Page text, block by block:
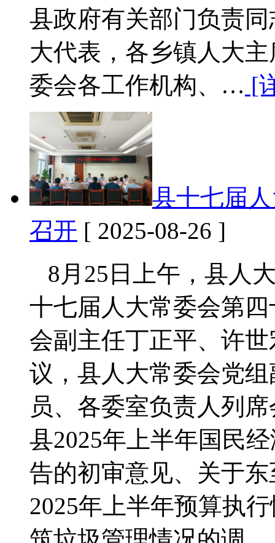
县政府有关部门负责
大代表，各乡镇人大
委会各工作机构、… [
县十七届
召开 [ 2025-08-26 ]
8月25日上午，县人
十七届人大常委会第
会副主任丁正平、许
议，县人大常委会党
员、各委室负责人列
县2025年上半年国民
告的初审意见、关于
2025年上半年预算执